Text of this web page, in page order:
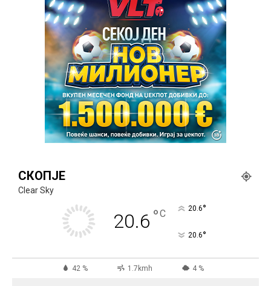
СКОПЈЕ
Clear Sky
20.6 °C 20.6°
20.6°
42 % 1.7kmh 4 %